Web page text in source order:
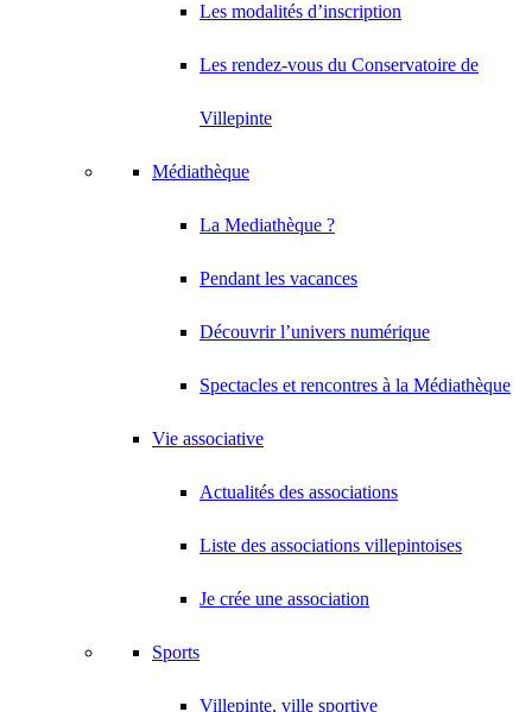
Les modalités d’inscription
Les rendez-vous du Conservatoire de
Villepinte
Médiathèque
La Mediathèque ?
Pendant les vacances
Découvrir l’univers numérique
Spectacles et rencontres à la Médiathèque
Vie associative
Actualités des associations
Liste des associations villepintoises
Je crée une association
Sports
Villepinte, ville sportive